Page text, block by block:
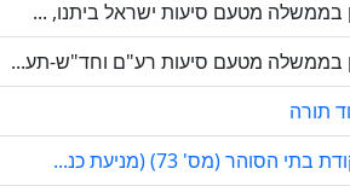
בממשלה מטעם סיעות ישראל ביתנו, ...
בממשלה מטעם סיעות רע"ם וחד"ש-תע...
תורה
הסוהר (מס' 73) (מניעת כנ...